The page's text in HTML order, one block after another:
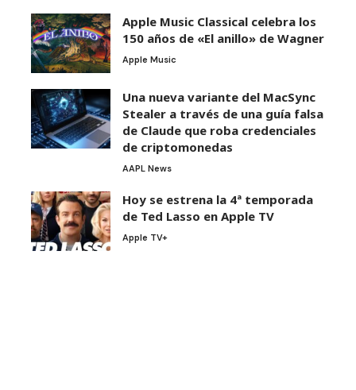
Apple Music Classical celebra los
150 años de «El anillo» de Wagner
Apple Music
Una nueva variante del MacSync
Stealer a través de una guía falsa
de Claude que roba credenciales
de criptomonedas
AAPL News
Hoy se estrena la 4ª temporada
de Ted Lasso en Apple TV
Apple TV+